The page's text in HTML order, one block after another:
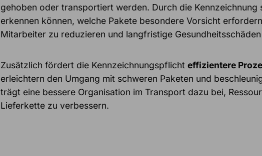
gehoben oder transportiert werden. Durch die
erkennen können, welche Pakete besondere Vorsicht
Mitarbeiter zu reduzieren und langfristige
Zusätzlich fördert die Kennzeichnungspflicht effizientere
erleichtern den Umgang mit schweren Paketen und
trägt eine bessere Organisation im Transport dazu bei,
Lieferkette zu verbessern.